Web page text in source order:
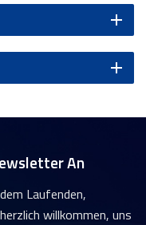
An
Laufenden,
willkommen, uns